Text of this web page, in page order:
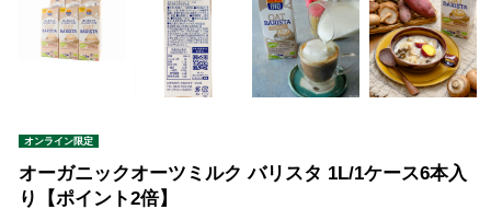
オンライン限定
オーガニックオーツミルク バリスタ 1L/1ケース6本入
り【ポイント2倍】